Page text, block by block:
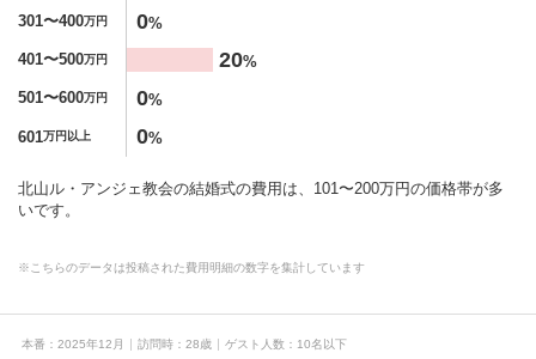
301〜400万円 0%
401〜500万円 20%
501〜600万円 0%
601万円以上 0%
北山ル・アンジェ教会の結婚式の費用は、101〜200万円の価格帯が多
いです。
※こちらのデータは投稿された費用明細の数字を集計しています
本番 2025年12月 訪問時 28歳 ゲスト人数 10名以下